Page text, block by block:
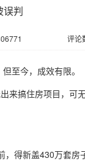
误判
评论
至今，成效有限。
来搞住房项目，可
得新盖430万套房